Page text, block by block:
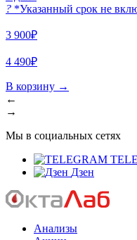
? *Указанный срок не
3 900₽
4 490₽
В корзину →
←
→
Мы в социальных сетях
Дзен
Анализы